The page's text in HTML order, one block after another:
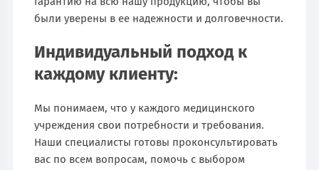
были уверены в ее надежности и долговечности.
Индивидуальный подход к
каждому клиенту:
Мы понимаем, что у каждого медицинского
учреждения свои потребности и требования.
Наши специалисты готовы проконсультировать
вас по всем вопросам, помочь с выбором